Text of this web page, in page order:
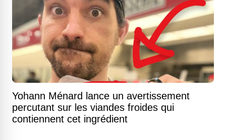
Yohann Ménard lance un avertissement
percutant sur les viandes froides qui
contiennent cet ingrédient